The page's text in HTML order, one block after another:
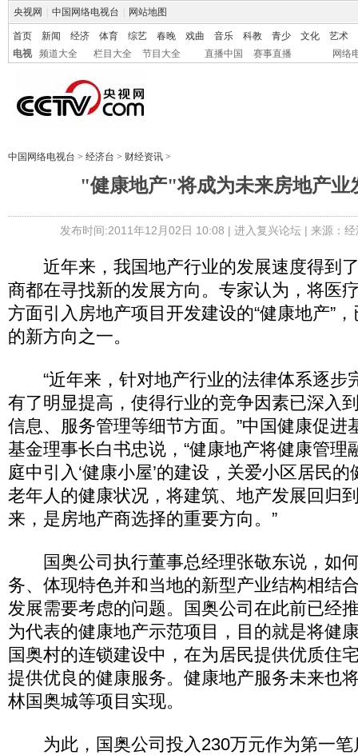
央视网 中国网络电视台 网站地图
首页 新闻 经济 体育 综艺 春晚 戏曲 音乐 科教 青少 文化
艺术
电视
频道大全 栏目大全 节目大全 直播中国 赛事直播 网络
中国网络电视台 > 经济台 > 财经资讯 >
"健康地产"将成为未来房地产业
发布时间:2011年12月02日 10:08 | 进入复兴论坛| 来源：
近年来，我国地产行业的发展速度得到
商都在寻找新的发展方向。专家认为，将医
方面引入房地产项目开发建设的“健康地产”
的新方向之一。
“近年来，针对地产行业的法律体系逐步
有了明显提高，使得行业的竞争因素已深入
信息、服务管理等细节方面。”中国健康促进
基金理事长白书忠说，“健康地产将健康管理
庭中引入‘健康小屋’的建设，关爱小区居民
老年人的健康状况，将建筑、地产发展回归
来，是房地产商选择的重要方向。”
国奥公司执行董事总经理张敬东说，如
务、体现特色并和当地的新型产业结构相结
发展需要考虑的问题。国奥公司在此前已经
为代表的健康地产示范项目，目的就是将健
国奥村的连锁建设中，在为居民提供优质住
提供优良的健康服务。健康地产服务未来也
林国奥城等项目实现。
为此，国奥公司投入230万元作为第一笔